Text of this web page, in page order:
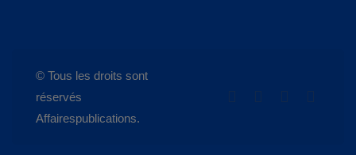
© Tous les droits sont
réservés
Affairespublications.